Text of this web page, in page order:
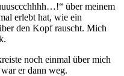
über meinem
erlebt hat, wie ein
den Kopf rauscht. Mich
noch einmal über mich
er dann weg.